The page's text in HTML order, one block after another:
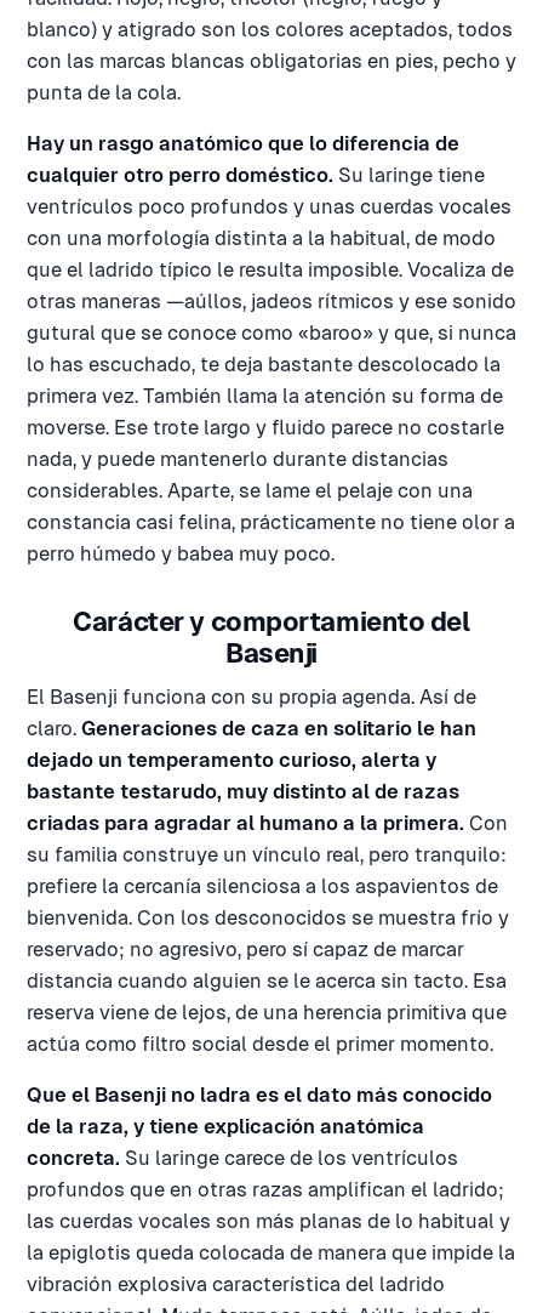
blanco) y atigrado son los colores aceptados, todos
con las marcas blancas obligatorias en pies, pecho y
punta de la cola.
Hay un rasgo anatómico que lo diferencia de
cualquier otro perro doméstico. Su laringe tiene
ventrículos poco profundos y unas cuerdas vocales
con una morfología distinta a la habitual, de modo
que el ladrido típico le resulta imposible. Vocaliza de
otras maneras —aúllos, jadeos rítmicos y ese sonido
gutural que se conoce como «baroo» y que, si nunca
lo has escuchado, te deja bastante descolocado la
primera vez. También llama la atención su forma de
moverse. Ese trote largo y fluido parece no costarle
nada, y puede mantenerlo durante distancias
considerables. Aparte, se lame el pelaje con una
constancia casi felina, prácticamente no tiene olor a
perro húmedo y babea muy poco.
Carácter y comportamiento del
Basenji
El Basenji funciona con su propia agenda. Así de
claro. Generaciones de caza en solitario le han
dejado un temperamento curioso, alerta y
bastante testarudo, muy distinto al de razas
criadas para agradar al humano a la primera. Con
su familia construye un vínculo real, pero tranquilo:
prefiere la cercanía silenciosa a los aspavientos de
bienvenida. Con los desconocidos se muestra frío y
reservado; no agresivo, pero sí capaz de marcar
distancia cuando alguien se le acerca sin tacto. Esa
reserva viene de lejos, de una herencia primitiva que
actúa como filtro social desde el primer momento.
Que el Basenji no ladra es el dato más conocido
de la raza, y tiene explicación anatómica
concreta. Su laringe carece de los ventrículos
profundos que en otras razas amplifican el ladrido;
las cuerdas vocales son más planas de lo habitual y
la epiglotis queda colocada de manera que impide la
vibración explosiva característica del ladrido